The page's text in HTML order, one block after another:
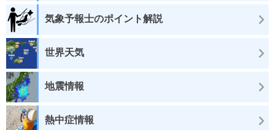
気象予報士のポイント解説
世界天気
地震情報
熱中症情報